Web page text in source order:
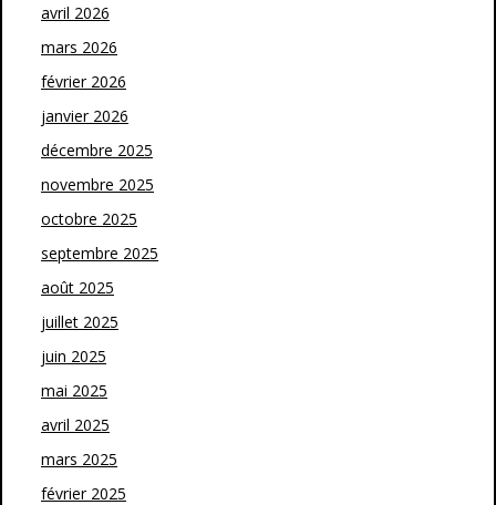
avril 2026
mars 2026
février 2026
janvier 2026
décembre 2025
novembre 2025
octobre 2025
septembre 2025
août 2025
juillet 2025
juin 2025
mai 2025
avril 2025
mars 2025
février 2025